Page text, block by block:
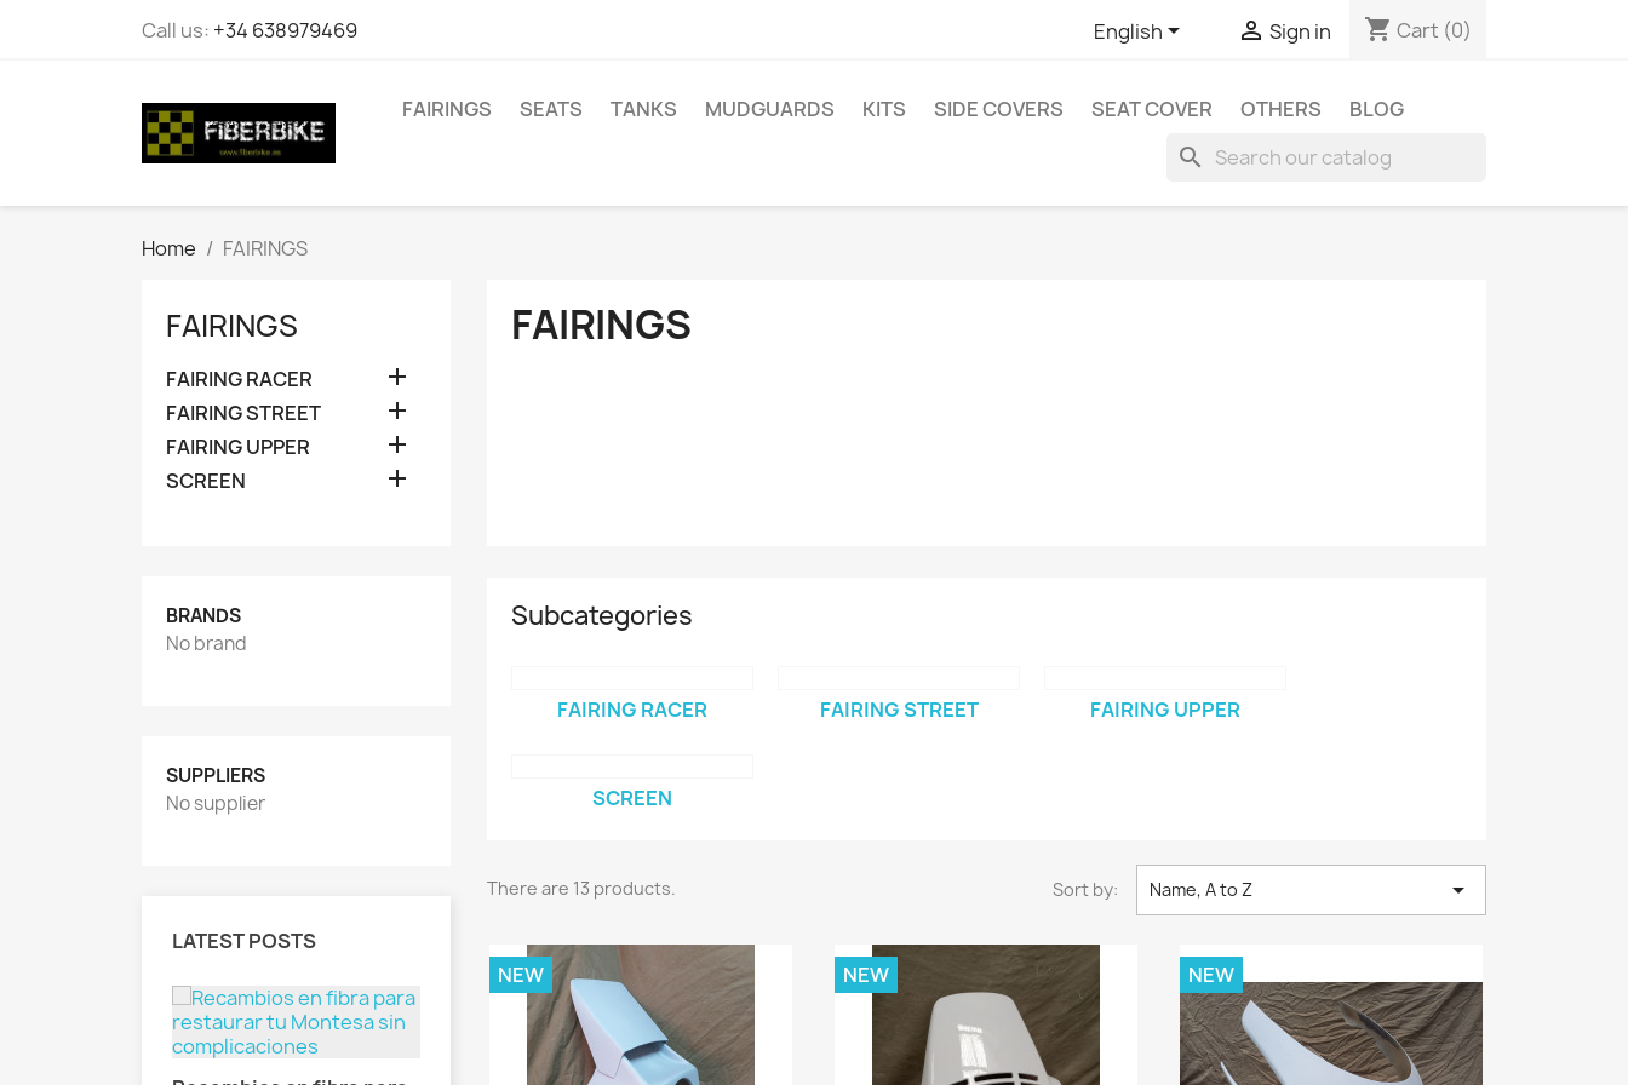
Call us: +34 638979469 English  Sign in shopping_cart Cart (0)
FAIRINGS SEATS TANKS MUDGUARDS KITS SIDE COVERS SEAT COVER OTHERS BLOG
search
Home FAIRINGS
FAIRINGS
FAIRING RACER 
FAIRING STREET 
FAIRING UPPER 
SCREEN 
BRANDS
No brand
SUPPLIERS
No supplier
LATEST POSTS
FAIRINGS
Subcategories
FAIRING RACER FAIRING STREET FAIRING UPPER
SCREEN
There are 13 products. Sort by: Name, A to Z 
NEW NEW NEW